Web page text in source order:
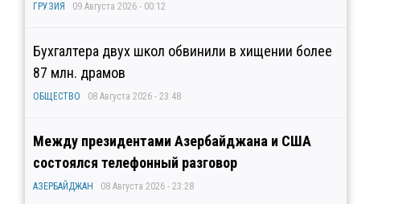
ГРУЗИЯ 09 Августа 2026 - 00:12
Бухгалтера двух школ обвинили в хищении более
87 млн. драмов
ОБЩЕСТВО 08 Августа 2026 - 23:48
Между президентами Азербайджана и США
состоялся телефонный разговор
АЗЕРБАЙДЖАН 08 Августа 2026 - 23:28